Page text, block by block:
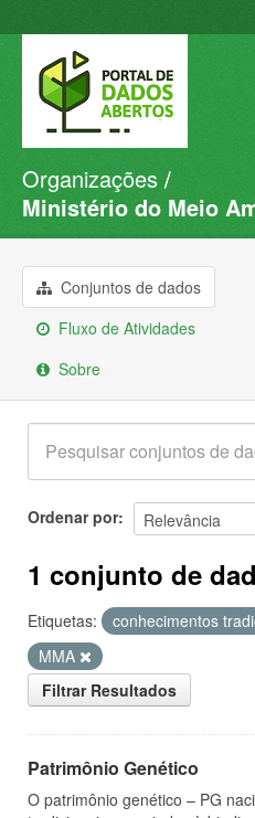
Conjuntos de dados
Organizações
Sobre
Organizações
Ministério do Meio
Conjuntos de dados
Fluxo de Atividades
Sobre
Ordenar por
1 conjunto de
Etiquetas:
conhecimentos
MMA
Filtrar Resultados
Patrimônio Genético
O patrimônio genético – PG